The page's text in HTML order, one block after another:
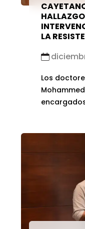
LA
LATINA Y
Los